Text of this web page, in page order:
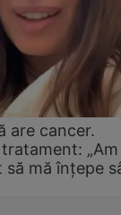
are cancer.
mă înțepe